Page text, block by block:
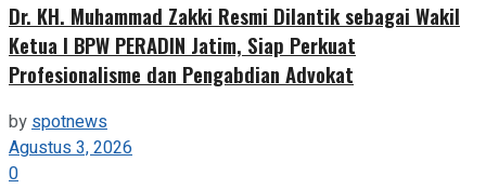
Dr. KH. Muhammad Zakki Resmi Dilantik sebagai Wakil
Ketua I BPW PERADIN Jatim, Siap Perkuat
Profesionalisme dan Pengabdian Advokat
byspotnews
Agustus 3, 2026
0